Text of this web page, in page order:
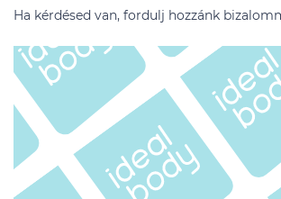
Ha kérdésed van, fordulj hozzánk